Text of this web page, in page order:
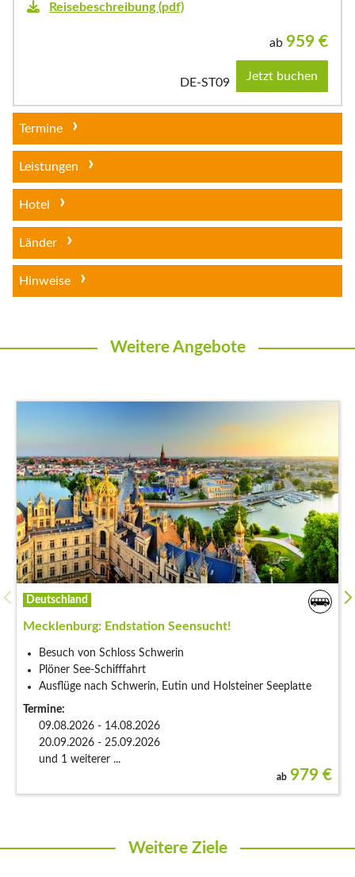
Reisebeschreibung (pdf)
ab 959 €
DE-ST09 Jetzt buchen
Termine
Leistungen
Hotel
Länder
Hinweise
Weitere Angebote
Deutschland
Mecklenburg: Endstation Seensucht!
Besuch von Schloss Schwerin
Plöner See-Schifffahrt
Ausflüge nach Schwerin, Eutin und Holsteiner Seeplatte
Termine:
09.08.2026 - 14.08.2026
20.09.2026 - 25.09.2026
und 1 weiterer ...
ab 979 €
Weitere Ziele